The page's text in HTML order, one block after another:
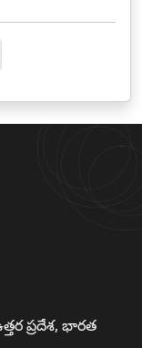
ప్రదేశ, భారత